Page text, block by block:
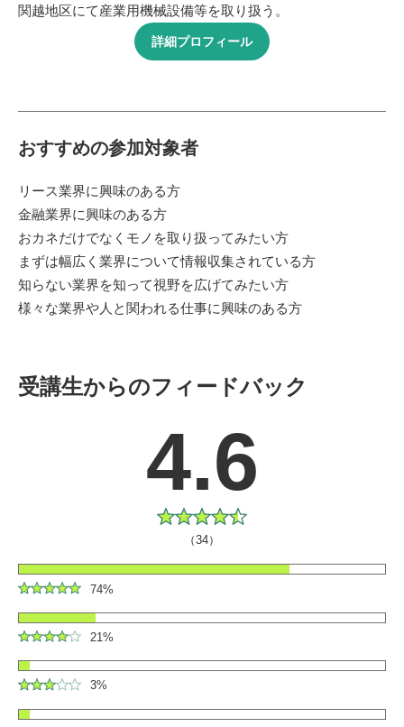
関越地区にて産業用機械設備等を取り扱う。
詳細プロフィール
おすすめの参加対象者
リース業界に興味のある方
金融業界に興味のある方
おカネだけでなくモノを取り扱ってみたい方
まずは幅広く業界について情報収集されている方
知らない業界を知って視野を広げてみたい方
様々な業界や人と関われる仕事に興味のある方
受講生からのフィードバック
4.6
（34）
74%
21%
3%